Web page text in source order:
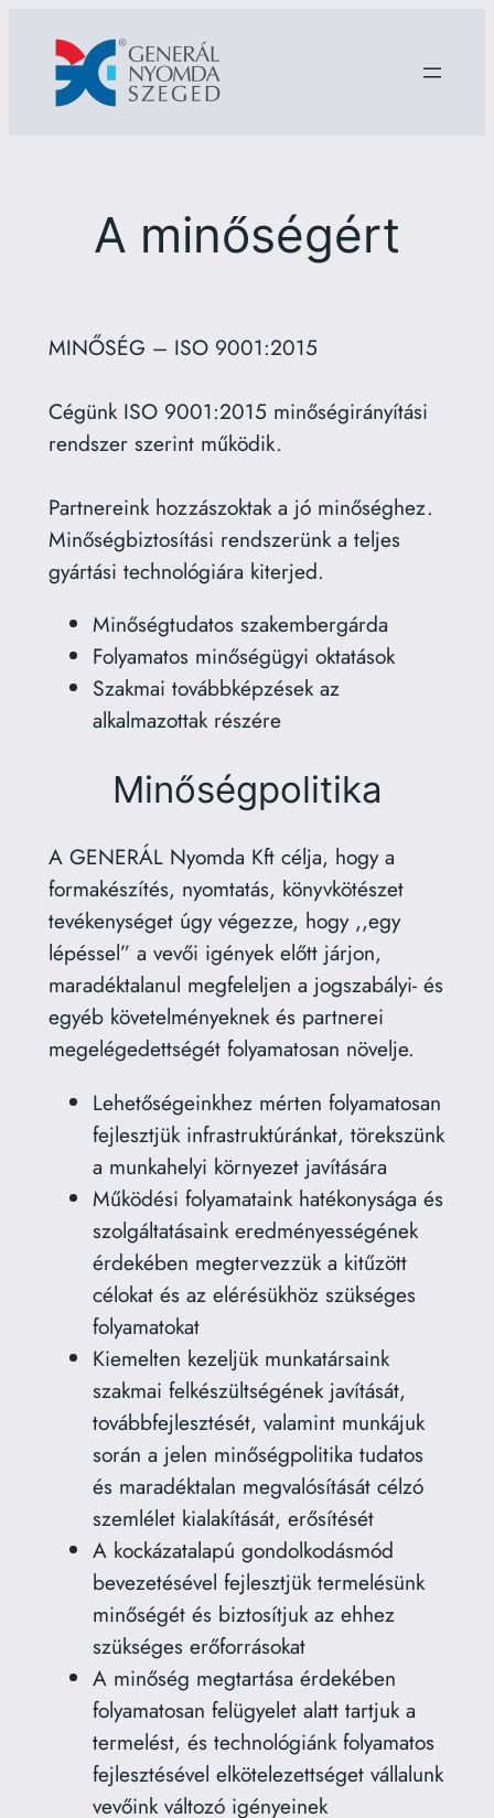
tartalomhoz
A minőségért
MINŐSÉG – ISO 9001:2015
Cégünk ISO 9001:2015 minőségirányítási
rendszer szerint működik.
Partnereink hozzászoktak a jó minőséghez.
Minőségbiztosítási rendszerünk a teljes
gyártási technológiára kiterjed.
Minőségtudatos szakembergárda
Folyamatos minőségügyi oktatások
Szakmai továbbképzések az
alkalmazottak részére
Minőségpolitika
A GENERÁL Nyomda Kft célja, hogy a
formakészítés, nyomtatás, könyvkötészet
tevékenységet úgy végezze, hogy ,,egy
lépéssel” a vevői igények előtt járjon,
maradéktalanul megfeleljen a jogszabályi- és
egyéb követelményeknek és partnerei
megelégedettségét folyamatosan növelje.
Lehetőségeinkhez mérten folyamatosan
fejlesztjük infrastruktúránkat, törekszünk
a munkahelyi környezet javítására
Működési folyamataink hatékonysága és
szolgáltatásaink eredményességének
érdekében megtervezzük a kitűzött
célokat és az elérésükhöz szükséges
folyamatokat
Kiemelten kezeljük munkatársaink
szakmai felkészültségének javítását,
továbbfejlesztését, valamint munkájuk
során a jelen minőségpolitika tudatos
és maradéktalan megvalósítását célzó
szemlélet kialakítását, erősítését
A kockázatalapú gondolkodásmód
bevezetésével fejlesztjük termelésünk
minőségét és biztosítjuk az ehhez
szükséges erőforrásokat
A minőség megtartása érdekében
folyamatosan felügyelet alatt tartjuk a
termelést, és technológiánk folyamatos
fejlesztésével elkötelezettséget vállalunk
vevőink változó igényeinek